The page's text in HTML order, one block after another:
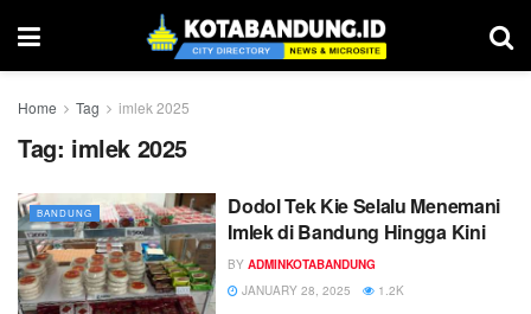
Home Tag imlek 2025
Tag: imlek 2025
BANDUNG
Dodol Tek Kie Selalu Menemani
Imlek di Bandung Hingga Kini
BY ADMINKOTABANDUNG
JANUARY 28, 2025
1.2K